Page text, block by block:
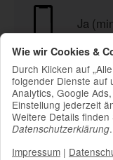
Ja
Um die
weil
Wie wir Cookies &
Durch Klicken auf
folgender Dienste auf
Analytics, Google
Einstellung jederzeit
Weitere Details finden
Datenschutzerklärung.
Impressum |